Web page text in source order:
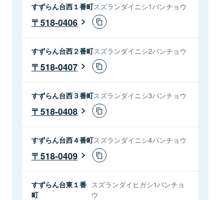
すずらん台西１番町スズランダイニシ1バンチョウ
518-0406
すずらん台西２番町スズランダイニシ2バンチョウ
518-0407
すずらん台西３番町スズランダイニシ3バンチョウ
518-0408
すずらん台西４番町スズランダイニシ4バンチョウ
518-0409
すずらん台東１番
町
スズランダイヒガシ1バンチョ
ウ